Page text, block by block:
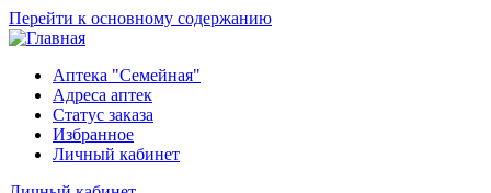
Перейти к основному содержанию
Аптека "Семейная"
Адреса аптек
Статус заказа
Избранное
Личный кабинет